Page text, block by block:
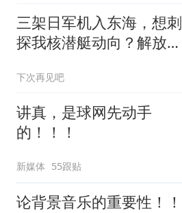
三架日军机入东海，想刺
探我核潜艇动向？解放军
下次再见吧
讲真，是球网先动手
的！！！
新媒体 55跟贴
论背景音乐的重要性！！